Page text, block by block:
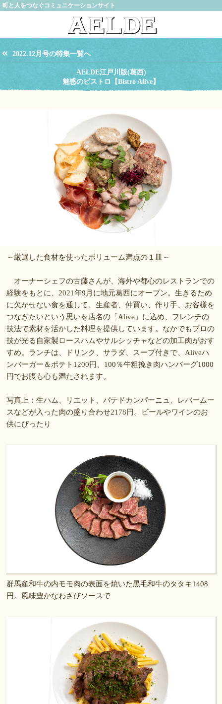
町と人をつなぐコミュニケーションサイト
2022.12月号の特集一覧へ
AELDE江戸川版(葛西)
魅惑のビストロ【Bistro Alive】
～厳選した食材を使ったボリューム満点の１皿～
オーナーシェフの古藤さんが、海外や都心のレストランでの
経験をもとに、2021年9月に地元葛西にオープン。生きるため
に欠かせない食を通して、生産者、仲買い、作り手、お客様を
つなぎたいという思いを店名の「Alive」に込め、フレンチの
技法で素材を活かした料理を提供しています。なかでもプロの
技が光る自家製ロースハムやサルシッチャなどの加工肉がおす
すめ。ランチは、ドリンク、サラダ、スープ付きで、Aliveハ
ンバーガー＆ポテト1200円、100％牛粗挽き肉ハンバーグ1000
円でお腹も心も満たされます。
写真上：生ハム、リエット、パテドカンパーニュ、レバームー
スなどが入った肉の盛り合わせ2178円。ビールやワインのお
供にぴったり
群馬産和牛の内モモ肉の表面を焼いた黒毛和牛のタタキ1408
円。風味豊かなわさびソースで